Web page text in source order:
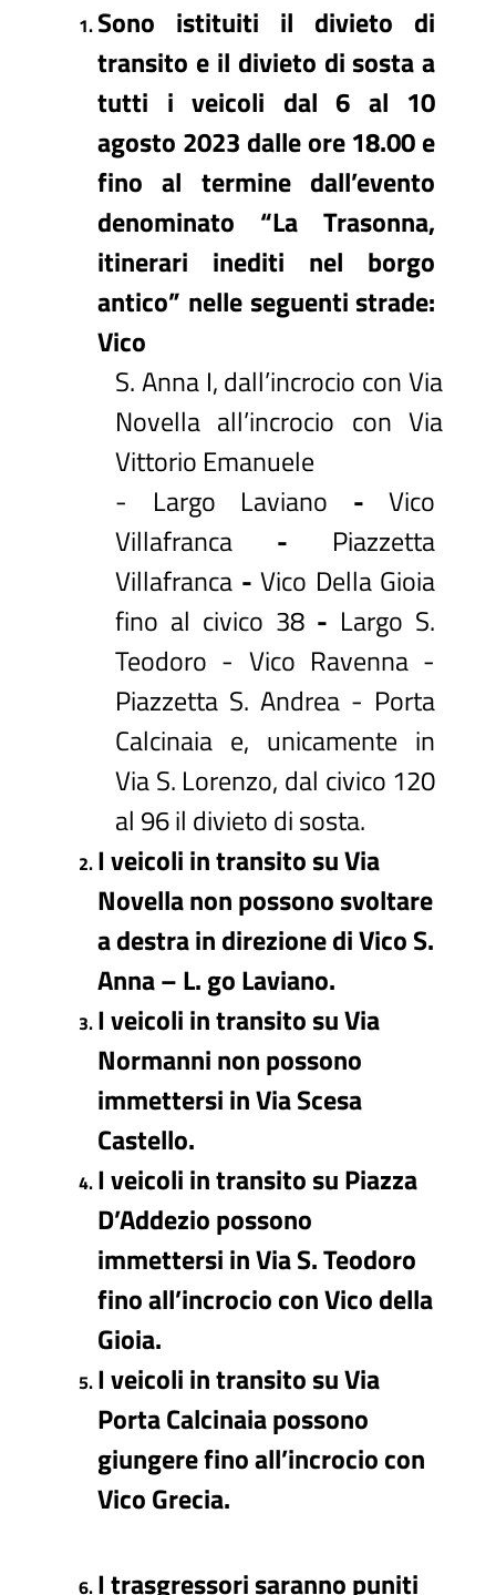
Sono istituiti il divieto di
transito e il divieto di sosta a
tutti i veicoli dal 6 al 10
agosto 2023 dalle ore 18.00 e
fino al termine dall’evento
denominato “La Trasonna,
itinerari inediti nel borgo
antico” nelle seguenti strade:
Vico
S. Anna I, dall’incrocio con Via
Novella all’incrocio con Via
Vittorio Emanuele
- Largo Laviano -Vico
Villafranca - Piazzetta
Villafranca -Vico Della Gioia
fino al civico 38 - Largo S.
Teodoro - Vico Ravenna -
Piazzetta S. Andrea - Porta
Calcinaia e, unicamente in
Via S. Lorenzo, dal civico 120
al 96 il divieto di sosta.
I veicoli in transito su Via
Novella non possono svoltare
a destra in direzione di Vico S.
Anna – L. go Laviano.
I veicoli in transito su Via
Normanni non possono
immettersi in Via Scesa
Castello.
I veicoli in transito su Piazza
D’Addezio possono
immettersi in Via S. Teodoro
fino all’incrocio con Vico della
Gioia.
I veicoli in transito su Via
Porta Calcinaia possono
giungere fino all’incrocio con
Vico Grecia.
I trasgressori saranno puniti